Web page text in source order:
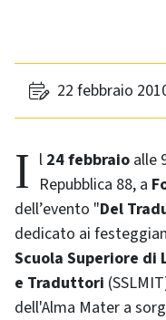
22 febbraio
Il 24 febbraio alle
Repubblica 88, a
dell’evento "Del
dedicato ai
Scuola Superiore di
e Traduttori
dell'Alma Mater a